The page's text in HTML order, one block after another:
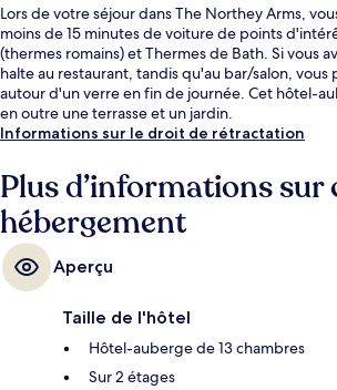
Lors de votre séjour dans The Northey Arms,
moins de 15 minutes de voiture de points
(thermes romains) et Thermes de Bath. Si vous
halte au restaurant, tandis qu'au bar/salon,
autour d'un verre en fin de journée. Cet hôtel-
en outre une terrasse et un jardin.
Informations sur le droit de rétractation
Plus d’informations sur
hébergement
Aperçu
Taille de l'hôtel
Hôtel-auberge de 13 chambres
Sur 2 étages